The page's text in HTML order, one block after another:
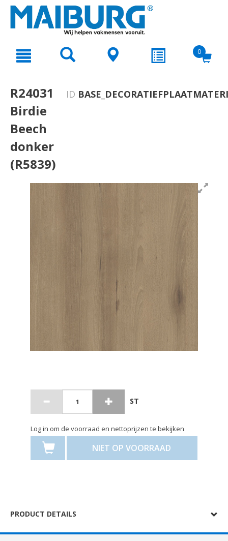
text.skipToNavigation
0
R24031
Birdie
Beech
donker
(R5839)
ID
ST
Log in om de voorraad en nettoprijzen te bekijken
NIET OP VOORRAAD
PRODUCT DETAILS